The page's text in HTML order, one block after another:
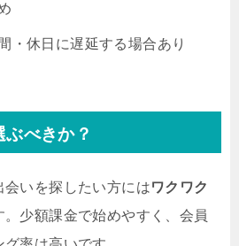
・休日に遅延する場合あり
べきか？
いを探したい方にはワクワク
少額課金で始めやすく、会員